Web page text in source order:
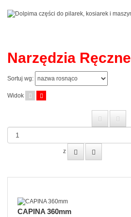
Narzędzia Ręczne
Sortuj wg:
Widok
z
CAPINA 360mm